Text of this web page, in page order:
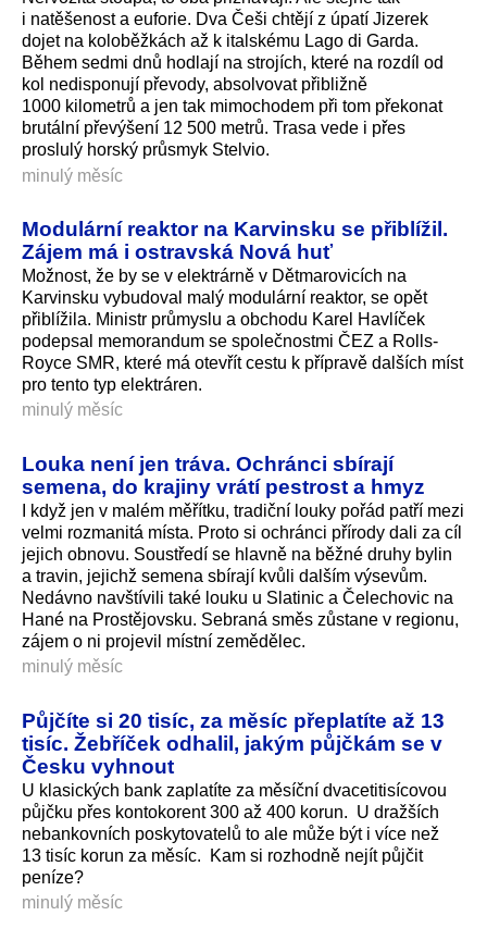
i natěšenost a euforie. Dva Češi chtějí z úpatí Jizerek
dojet na koloběžkách až k italskému Lago di Garda.
Během sedmi dnů hodlají na strojích, které na rozdíl od
kol nedisponují převody, absolvovat přibližně
1000 kilometrů a jen tak mimochodem při tom překonat
brutální převýšení 12 500 metrů. Trasa vede i přes
proslulý horský průsmyk Stelvio.
minulý měsíc
Modulární reaktor na Karvinsku se přiblížil.
Zájem má i ostravská Nová huť
Možnost, že by se v elektrárně v Dětmarovicích na
Karvinsku vybudoval malý modulární reaktor, se opět
přiblížila. Ministr průmyslu a obchodu Karel Havlíček
podepsal memorandum se společnostmi ČEZ a Rolls-
Royce SMR, které má otevřít cestu k přípravě dalších míst
pro tento typ elektráren.
minulý měsíc
Louka není jen tráva. Ochránci sbírají
semena, do krajiny vrátí pestrost a hmyz
I když jen v malém měřítku, tradiční louky pořád patří mezi
velmi rozmanitá místa. Proto si ochránci přírody dali za cíl
jejich obnovu. Soustředí se hlavně na běžné druhy bylin
a travin, jejichž semena sbírají kvůli dalším výsevům.
Nedávno navštívili také louku u Slatinic a Čelechovic na
Hané na Prostějovsku. Sebraná směs zůstane v regionu,
zájem o ni projevil místní zemědělec.
minulý měsíc
Půjčíte si 20 tisíc, za měsíc přeplatíte až 13
tisíc. Žebříček odhalil, jakým půjčkám se v
Česku vyhnout
U klasických bank zaplatíte za měsíční dvacetitisícovou
půjčku přes kontokorent 300 až 400 korun. U dražších
nebankovních poskytovatelů to ale může být i více než
13 tisíc korun za měsíc. Kam si rozhodně nejít půjčit
peníze?
minulý měsíc